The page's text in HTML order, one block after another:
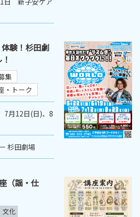
験！杉田劇
集
・トーク
7月12日(日)、8
杉田劇場
（謡・仕
文化